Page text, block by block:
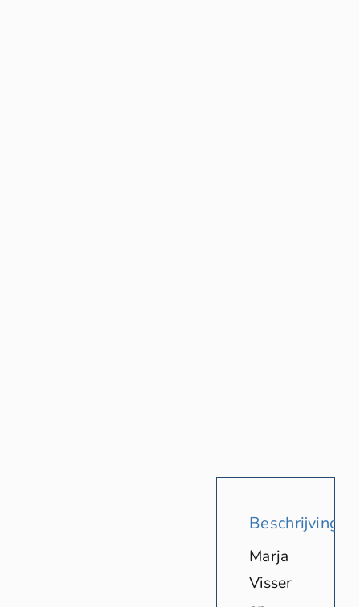
Beschrijving
Marja
Visser